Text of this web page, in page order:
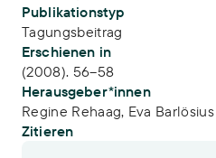
Publikationstyp
Tagungsbeitrag
Erschienen in
(2008). 56–58
Herausgeber*innen
Regine Rehaag, Eva Barlösius
Zitieren